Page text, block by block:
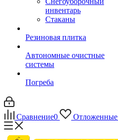
инвентарь
Стаканы
Резиновая плитка
Автономные очистные
системы
Погреба
Сравнение0 Отложенные